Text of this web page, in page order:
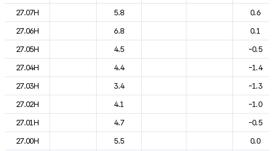
27.07H
5.8
0.6
27.06H
6.8
0.1
27.05H
4.5
-0.5
27.04H
4.4
-1.4
27.03H
3.4
-1.3
27.02H
4.1
-1.0
27.01H
4.7
-0.5
27.00H
5.5
0.0